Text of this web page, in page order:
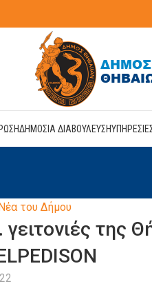
ΔΗΜΟΣΙΑ ΔΙΑΒΟΥΛΕΥΣΗ
του Δήμου
της